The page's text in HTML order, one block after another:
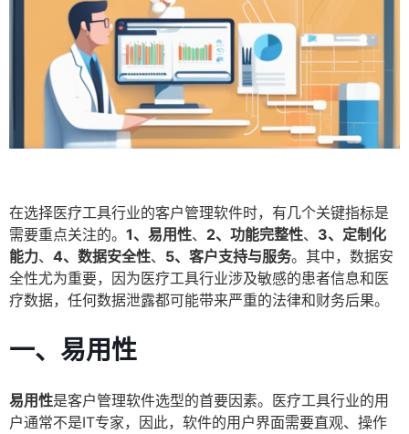
在选择医疗工具行业的客户管理软件时，有几个关键指标是
需要重点关注的。 1、易用性、 2、功能完整性、 3、定制化
能力、 4、数据安全性、 5、客户支持与服务。其中，数据安
全性尤为重要，因为医疗工具行业涉及敏感的患者信息和医
疗数据，任何数据泄露都可能带来严重的法律和财务后果。
一、易用性
易用性是客户管理软件选型的首要因素。医疗工具行业的用
户通常不是IT专家，因此，软件的用户界面需要直观、操作